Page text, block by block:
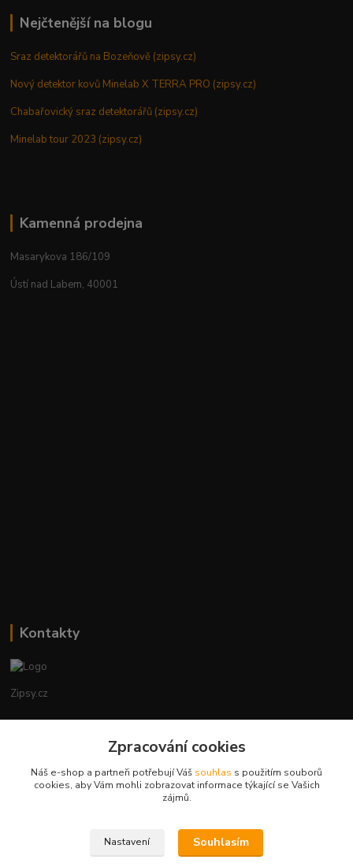
Nejčtenější na blogu
Sraz detektorářů na Bozeňově (zipsy.cz)
Nový detektor kovů Minelab X TERRA PRO (zipsy.cz)
Chabařovický sraz detektorářů (zipsy.cz)
Minelab tour 2023 (zipsy.cz)
Kamenná prodejna
Masarykova 186/109
Ústí nad Labem, 40001
Kontakty
Zipsy.cz
+420774877333
obchod@zipsy.cz
Zpracování cookies
Náš e-shop a partneři potřebují Váš souhlas s použitím souborů
cookies, aby Vám mohli zobrazovat informace týkající se Vašich
zájmů.
Nastavení Souhlasím